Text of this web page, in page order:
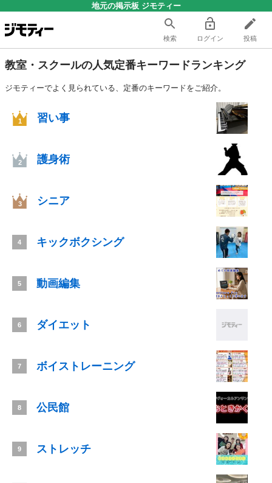
地元の掲示板 ジモティー
検索 ログイン 投稿
教室・スクールの人気定番キーワードランキング
ジモティーでよく見られている、定番のキーワードをご紹介。
1 習い事
2 護身術
3 シニア
4 キックボクシング
5 動画編集
6 ダイエット
7 ボイストレーニング
8 公民館
9 ストレッチ